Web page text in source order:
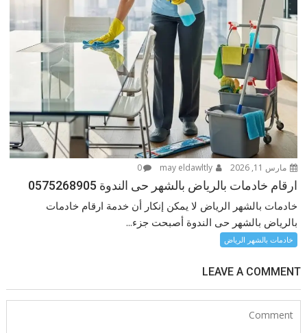
مارس 11, 2026 may eldawltly
0
ارقام خادمات بالرياض بالشهر حى الندوة 0575268905
خادمات بالشهر الرياض لا يمكن إنكار أن خدمة ارقام خادمات
بالرياض بالشهر حى الندوة أصبحت جزء...
خادمات بالشهر الرياض
LEAVE A COMMENT